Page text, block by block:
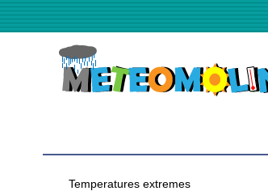
Temperatures extremes